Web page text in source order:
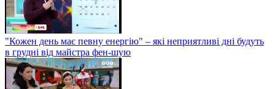
"Кожен день має певну енергію" – які неприятливі дні будуть
в грудні від майстра фен-шую